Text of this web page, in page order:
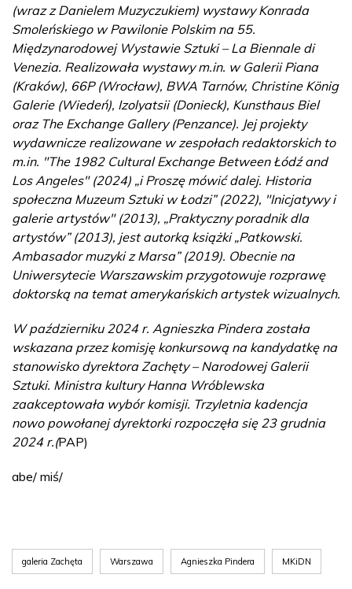
(wraz z Danielem Muzyczukiem) wystawy Konrada
Smoleńskiego w Pawilonie Polskim na 55.
Międzynarodowej Wystawie Sztuki – La Biennale di
Venezia. Realizowała wystawy m.in. w Galerii Piana
(Kraków), 66P (Wrocław), BWA Tarnów, Christine König
Galerie (Wiedeń), Izolyatsii (Donieck), Kunsthaus Biel
oraz The Exchange Gallery (Penzance). Jej projekty
wydawnicze realizowane w zespołach redaktorskich to
m.in. "The 1982 Cultural Exchange Between Łódź and
Los Angeles" (2024) „i Proszę mówić dalej. Historia
społeczna Muzeum Sztuki w Łodzi” (2022), "Inicjatywy i
galerie artystów" (2013), „Praktyczny poradnik dla
artystów” (2013), jest autorką książki „Patkowski.
Ambasador muzyki z Marsa” (2019). Obecnie na
Uniwersytecie Warszawskim przygotowuje rozprawę
doktorską na temat amerykańskich artystek wizualnych.
W październiku 2024 r. Agnieszka Pindera została
wskazana przez komisję konkursową na kandydatkę na
stanowisko dyrektora Zachęty – Narodowej Galerii
Sztuki. Ministra kultury Hanna Wróblewska
zaakceptowała wybór komisji. Trzyletnia kadencja
nowo powołanej dyrektorki rozpoczęła się 23 grudnia
2024 r.(PAP)
abe/ miś/
galeria Zachęta Warszawa Agnieszka Pindera MKiDN